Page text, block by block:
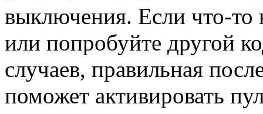
выключения. Если что-то
или попробуйте другой
случаев, правильная
поможет активировать